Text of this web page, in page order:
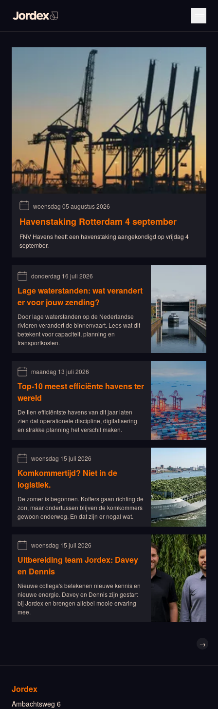
woensdag 05 augustus 2026
Havenstaking Rotterdam 4 september
FNV Havens heeft een havenstaking aangekondigd op vrijdag 4
september.
donderdag 16 juli 2026
Lage waterstanden: wat verandert
er voor jouw zending?
Door lage waterstanden op de Nederlandse
rivieren verandert de binnenvaart. Lees wat dit
betekent voor capaciteit, planning en
transportkosten.
maandag 13 juli 2026
Top-10 meest efficiënte havens ter
wereld
De tien efficiëntste havens van dit jaar laten
zien dat operationele discipline, digitalisering
en strakke planning het verschil maken.
woensdag 15 juli 2026
Komkommertijd? Niet in de
logistiek.
De zomer is begonnen. Koffers gaan richting de
zon, maar ondertussen blijven de komkommers
gewoon onderweg. En dat zijn er nogal wat.
woensdag 15 juli 2026
Uitbereiding team Jordex: Davey
en Dennis
Nieuwe collega's betekenen nieuwe kennis en
nieuwe energie. Davey en Dennis zijn gestart
bij Jordex en brengen allebei mooie ervaring
mee.
→
Jordex
Ambachtsweg 6